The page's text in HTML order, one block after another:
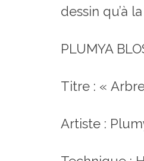
dessin qu’à
PLUMYA
Titre : «
Artiste :